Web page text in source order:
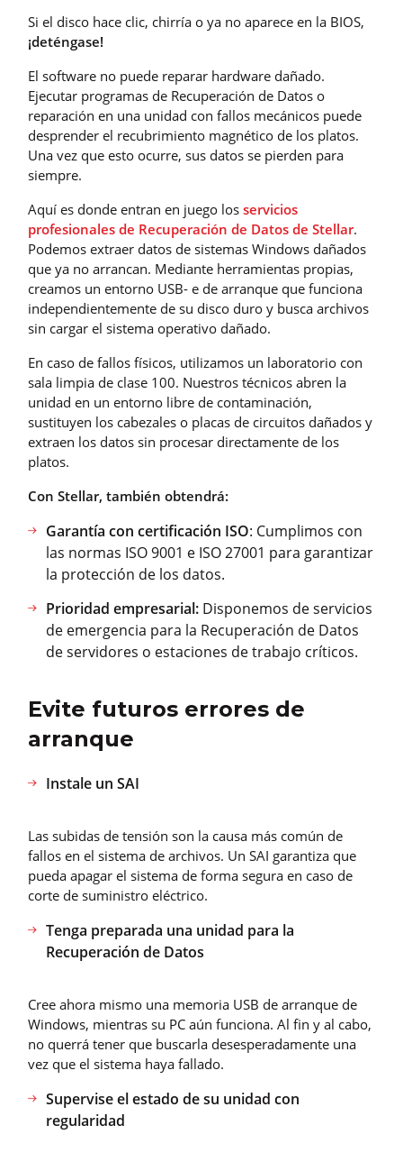
Si el disco hace clic, chirría o ya no aparece en la BIOS,
¡deténgase!
El software no puede reparar hardware dañado.
Ejecutar programas de Recuperación de Datos o
reparación en una unidad con fallos mecánicos puede
desprender el recubrimiento magnético de los platos.
Una vez que esto ocurre, sus datos se pierden para
siempre.
Aquí es donde entran en juego los servicios
profesionales de Recuperación de Datos de Stellar.
Podemos extraer datos de sistemas Windows dañados
que ya no arrancan. Mediante herramientas propias,
creamos un entorno USB- e de arranque que funciona
independientemente de su disco duro y busca archivos
sin cargar el sistema operativo dañado.
En caso de fallos físicos, utilizamos un laboratorio con
sala limpia de clase 100. Nuestros técnicos abren la
unidad en un entorno libre de contaminación,
sustituyen los cabezales o placas de circuitos dañados y
extraen los datos sin procesar directamente de los
platos.
Con Stellar, también obtendrá:
Garantía con certificación ISO: Cumplimos con
las normas ISO 9001 e ISO 27001 para garantizar
la protección de los datos.
Prioridad empresarial: Disponemos de servicios
de emergencia para la Recuperación de Datos
de servidores o estaciones de trabajo críticos.
Evite futuros errores de
arranque
Instale un SAI
Las subidas de tensión son la causa más común de
fallos en el sistema de archivos. Un SAI garantiza que
pueda apagar el sistema de forma segura en caso de
corte de suministro eléctrico.
Tenga preparada una unidad para la
Recuperación de Datos
Cree ahora mismo una memoria USB de arranque de
Windows, mientras su PC aún funciona. Al fin y al cabo,
no querrá tener que buscarla desesperadamente una
vez que el sistema haya fallado.
Supervise el estado de su unidad con
regularidad